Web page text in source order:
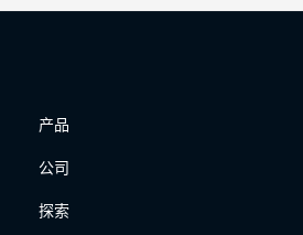
产品
公司
探索